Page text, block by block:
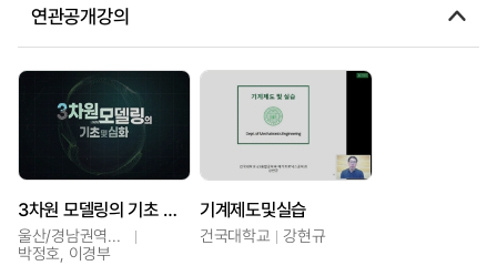
연관공개강의
3차원 모델링의 기초 및 심화
울산/경남권역센터
박정호, 이경부
기계제도및실습
건국대학교 강현규